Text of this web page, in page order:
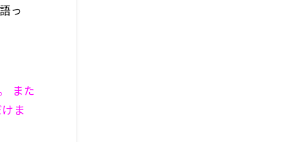
っ
また
ま